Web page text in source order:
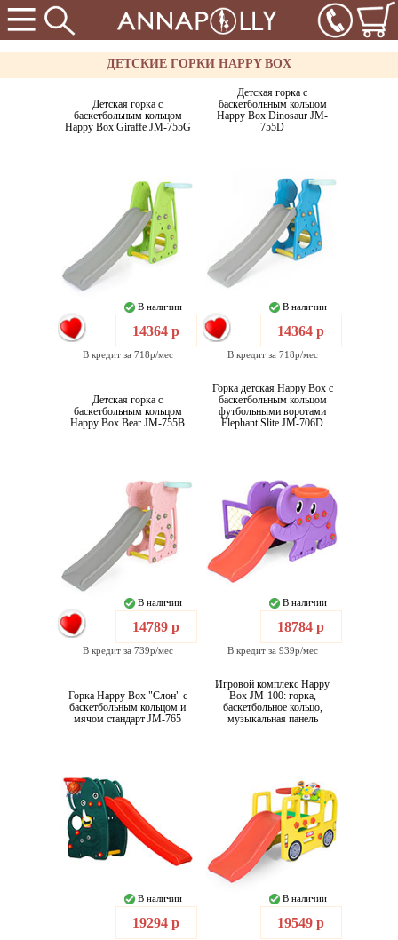
ДЕТСКИЕ ГОРКИ HAPPY BOX
Детская горка с
баскетбольным кольцом
Happy Box Giraffe JM-755G
В наличии
14364 р
В кредит за 718р/мес
Детская горка с
баскетбольным кольцом
Happy Box Dinosaur JM-
755D
В наличии
14364 р
В кредит за 718р/мес
Детская горка с
баскетбольным кольцом
Happy Box Bear JM-755B
В наличии
14789 р
В кредит за 739р/мес
Горка детская Happy Box с
баскетбольным кольцом
футбольными воротами
Elephant Slite JM-706D
В наличии
18784 р
В кредит за 939р/мес
Горка Happy Box "Слон" с
баскетбольным кольцом и
мячом стандарт JM-765
В наличии
19294 р
Игровой комплекс Happy
Box JM-100: горка,
баскетбольное кольцо,
музыкальная панель
В наличии
19549 р